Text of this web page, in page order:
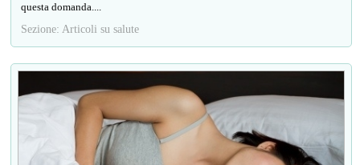
questa domanda....
Sezione: Articoli su salute